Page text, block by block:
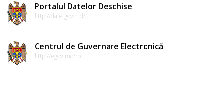
Portalul Datelor Deschise
http://date.gov.md/
Centrul de Guvernare Electronică
http://egov.md/ro